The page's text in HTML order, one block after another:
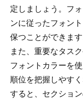
定しましょう。フ
ンに従ったフォン
保つことができます
また、重要なタス
フォントカラーを
順位を把握しやす
すると、セクショ